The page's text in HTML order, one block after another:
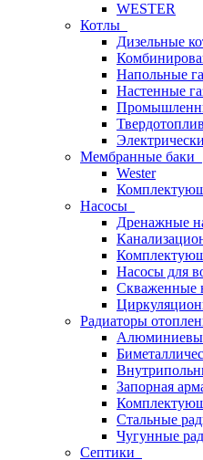
WESTER
Котлы
Дизельные
Напольные
Настенные
Мембранные баки
Wester
Насосы
Дренажные
Насосы для
Скваженные
Радиаторы
Запорная
Стальные
Чугунные
Септики